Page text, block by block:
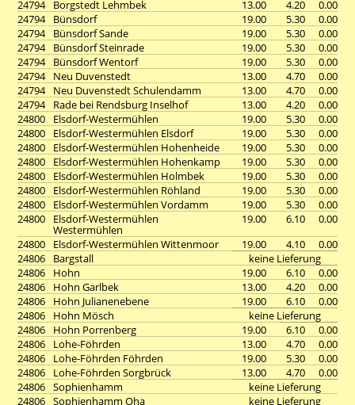
24794
Borgstedt Lehmbek 13.00 4.20
0.00
24794
Bünsdorf 19.00 5.30
0.00
24794
Bünsdorf Sande 19.00 5.30
0.00
24794
Bünsdorf Steinrade 19.00 5.30
0.00
24794
Bünsdorf Wentorf 19.00 5.30
0.00
24794
Neu Duvenstedt 13.00 4.70
0.00
24794
Neu Duvenstedt Schulendamm 13.00 4.70
0.00
24794
Rade bei Rendsburg Inselhof 13.00 4.20
0.00
24800
Elsdorf-Westermühlen 19.00 5.30
0.00
24800
Elsdorf-Westermühlen Elsdorf 19.00 5.30
0.00
24800
Elsdorf-Westermühlen Hohenheide 19.00 5.30
0.00
24800
Elsdorf-Westermühlen Hohenkamp 19.00 5.30
0.00
24800
Elsdorf-Westermühlen Holmbek 19.00 5.30
0.00
24800
Elsdorf-Westermühlen Röhland 19.00 5.30
0.00
24800
Elsdorf-Westermühlen Vordamm 19.00 5.30
0.00
24800
Elsdorf-Westermühlen
Westermühlen
19.00 6.10
0.00
24800
Elsdorf-Westermühlen Wittenmoor 19.00 4.10
0.00
24806
Bargstall
keine Lieferung
24806
Hohn 19.00 6.10
0.00
24806
Hohn Garlbek 13.00 4.20
0.00
24806
Hohn Julianenebene 19.00 6.10
0.00
24806
Hohn Mösch
keine Lieferung
24806
Hohn Porrenberg 19.00 6.10
0.00
24806
Lohe-Föhrden 13.00 4.70
0.00
24806
Lohe-Föhrden Föhrden 19.00 5.30
0.00
24806
Lohe-Föhrden Sorgbrück 13.00 4.70
0.00
24806 Sophienhamm
keine Lieferung
24806 Sophienhamm Oha
keine Lieferung